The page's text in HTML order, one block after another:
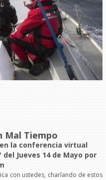
Mal Tiempo
la conferencia virtual
Jueves 14 de Mayo por
con ustedes, charlando de estos